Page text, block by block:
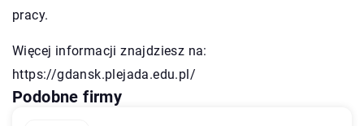
pracy.
Więcej informacji znajdziesz na:
https://gdansk.plejada.edu.pl/
Podobne firmy